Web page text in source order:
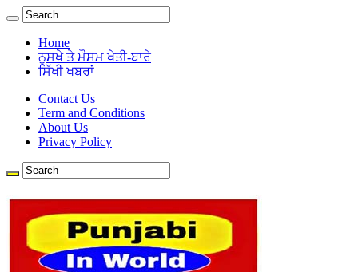
Home
ਨੁਸਖੇ ਤੇ ਮੌਸਮ ਖੇਤੀ-ਬਾਰੇ
ਸਿੱਖੀ ਖਬਰਾਂ
Contact Us
Term and Conditions
About Us
Privacy Policy